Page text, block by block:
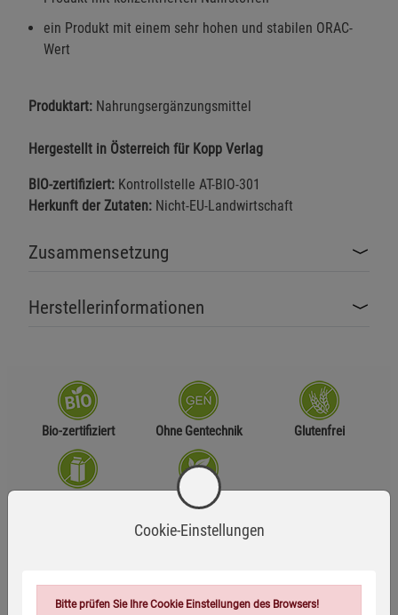
ein Produkt mit einem sehr hohen und stabilen ORAC-
Wert
Produktart: Nahrungsergänzungsmittel
Hergestellt in Österreich für Kopp Verlag
BIO-zertifiziert: Kontrollstelle AT-BIO-301
Herkunft der Zutaten: Nicht-EU-Landwirtschaft
Zusammensetzung
Herstellerinformationen
Bio-zertifiziert Ohne Gentechnik Glutenfrei
Vegan
84 % Bio-Camu-Camu-Fruchtpulver, Überzugsmittel:
Cookie-Einstellungen
Bitte prüfen Sie Ihre Cookie Einstellungen des Browsers!